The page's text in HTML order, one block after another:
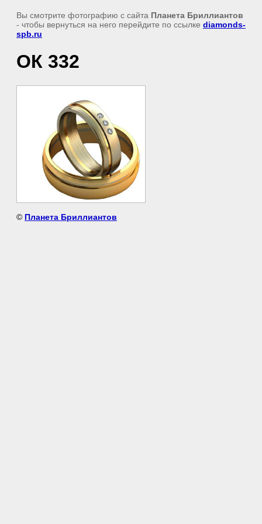
Вы смотрите фотографию с сайта Планета Бриллиантов
- чтобы вернуться на него перейдите по ссылке diamonds-
spb.ru
ОК 332
© Планета Бриллиантов